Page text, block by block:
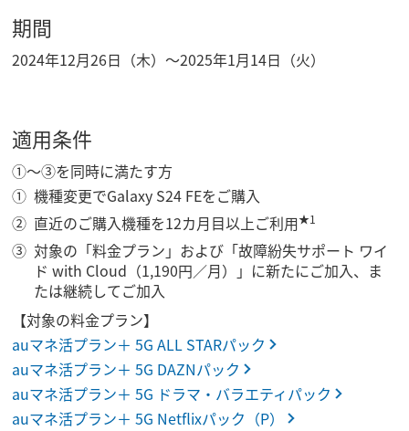
期間
2024年12月26日（木）～2025年1月14日（火）
適用条件
①～③を同時に満たす方
機種変更でGalaxy S24 FEをご購入
直近のご購入機種を12カ月目以上ご利用★1
対象の「料金プラン」および「故障紛失サポート ワイ
ド with Cloud（1,190円／月）」に新たにご加入、ま
たは継続してご加入
【対象の料金プラン】
auマネ活プラン＋ 5G ALL STARパック
auマネ活プラン＋ 5G DAZNパック
auマネ活プラン＋ 5G ドラマ・バラエティパック
auマネ活プラン＋ 5G Netflixパック（P）